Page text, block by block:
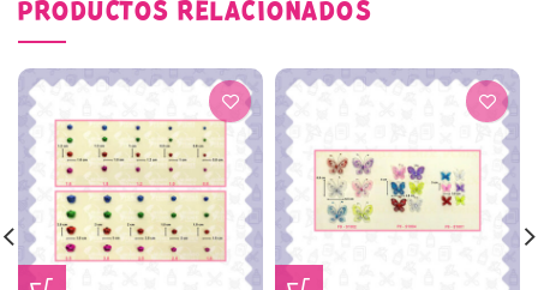
PRODUCTOS RELACIONADOS